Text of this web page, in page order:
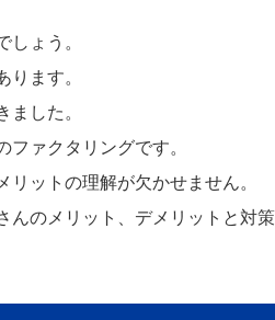
ょう。
ます。
した。
ァクタリングです。
ットの理解が欠かせません。
のメリット、デメリットと対